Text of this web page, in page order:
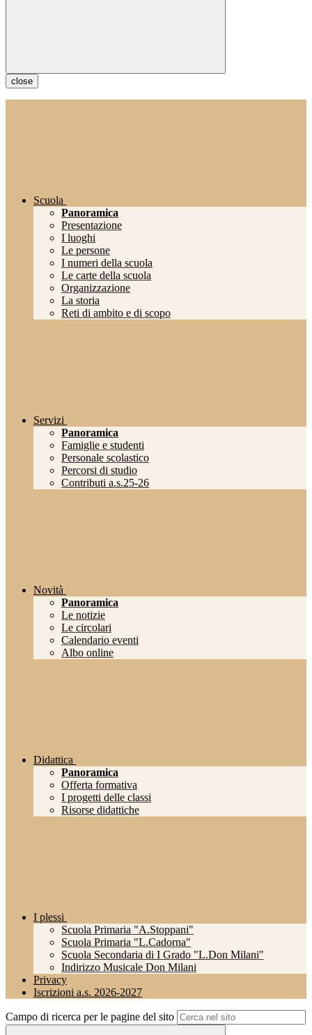
close
Scuola
Panoramica
Presentazione
I luoghi
Le persone
I numeri della scuola
Le carte della scuola
Organizzazione
La storia
Reti di ambito e di scopo
Servizi
Panoramica
Famiglie e studenti
Personale scolastico
Percorsi di studio
Contributi a.s.25-26
Novità
Panoramica
Le notizie
Le circolari
Calendario eventi
Albo online
Didattica
Panoramica
Offerta formativa
I progetti delle classi
Risorse didattiche
I plessi
Scuola Primaria "A.Stoppani"
Scuola Primaria "L.Cadorna"
Scuola Secondaria di I Grado "L.Don Milani"
Indirizzo Musicale Don Milani
Privacy
Iscrizioni a.s. 2026-2027
Campo di ricerca per le pagine del sito